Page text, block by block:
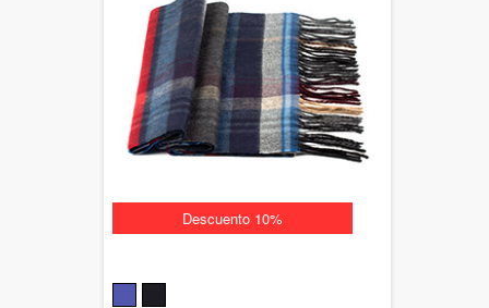
Descuento 10%